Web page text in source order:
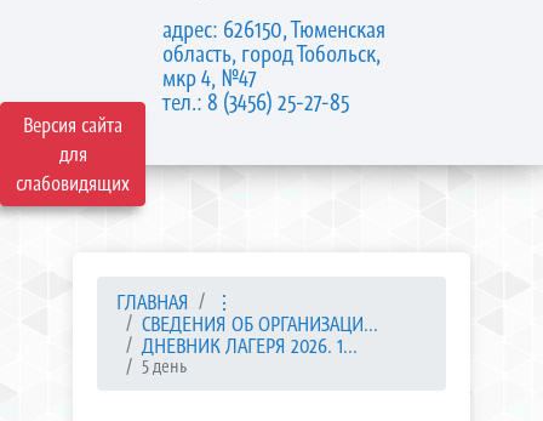
Версия сайта
для
слабовидящих
адрес: 626150, Тюменская
область, город Тобольск,
мкр 4, №47
тел.: 8 (3456) 25-27-85
ГЛАВНАЯ
⋮
СВЕДЕНИЯ ОБ ОРГАНИЗАЦИ...
ДНЕВНИК ЛАГЕРЯ 2026. 1...
5 день